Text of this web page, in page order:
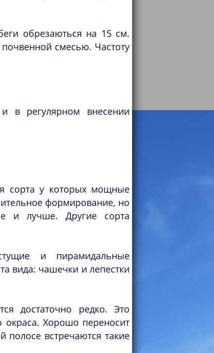
обрезаються на 15 см.
смесью. Частоту
в регулярном внесении
сорта у которых мощные
формирование, но
и лучше. Другие сорта
и пирамидальные
вида: чашечки и лепестки
достаточно редко. Это
окраса. Хорошо переносит
встречаются такие